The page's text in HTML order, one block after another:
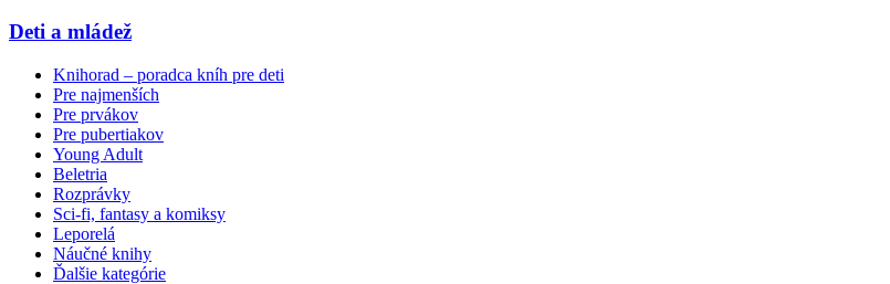
Deti a mládež
Knihorad – poradca kníh pre deti
Pre najmenších
Pre prvákov
Pre pubertiakov
Young Adult
Beletria
Rozprávky
Sci-fi, fantasy a komiksy
Leporelá
Náučné knihy
Ďalšie kategórie